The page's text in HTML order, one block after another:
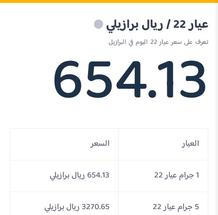
عيار 22 / ريال برازيلي
تعرف على سعر عيار 22 اليوم في البرازيل
654.13
العيار السعر
1 جرام عيار 22 654.13 ريال برازيلي
5 جرام عيار 22 3270.65 ريال برازيلي